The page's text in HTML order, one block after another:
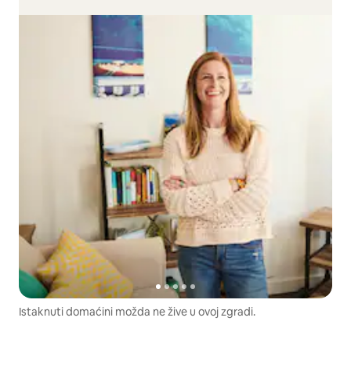
Istaknuti domaćini možda ne žive u ovoj zgradi.